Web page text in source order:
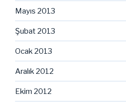
Mayıs 2013
Şubat 2013
Ocak 2013
Aralık 2012
Ekim 2012